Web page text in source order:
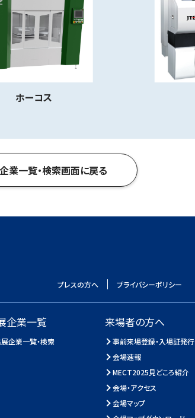
ホーコス
企業一覧・検索画面に戻る
プレスの方へ プライバシーポリシー
企業一覧
企業一覧・検索
来場者の方へ
事前来場登録・入場証発行
会場速報
MECT2025見どころ紹介
会場・アクセス
会場マップ